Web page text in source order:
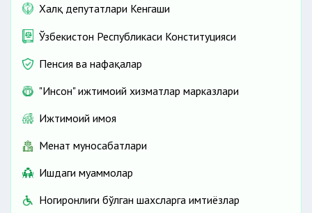
Халқ депутатлари Кенгаши
Ўзбекистон Республикаси Конституцияси
Пенсия ва нафақалар
"Инсон" ижтимоий хизматлар марказлари
Ижтимоий ҳимоя
Меҳнат муносабатлари
Ишдаги муаммолар
Ногиронлиги бўлган шахсларга имтиёзлар